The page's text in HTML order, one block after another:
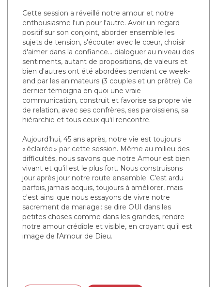
Cette session a réveillé notre amour et notre
enthousiasme l'un pour l'autre. Avoir un regard
positif sur son conjoint, aborder ensemble les
sujets de tension, s'écouter avec le cœur, choisir
d'aimer dans la confiance... dialoguer au niveau des
sentiments, autant de propositions, de valeurs et
bien d'autres ont été abordées pendant ce week-
end par les animateurs (3 couples et un prêtre). Ce
dernier témoigna en quoi une vraie
communication, construit et favorise sa propre vie
de relation, avec ses confrères, ses paroissiens, sa
hiérarchie et tous ceux qu'il rencontre.
Aujourd'hui, 45 ans après, notre vie est toujours
« éclairée » par cette session. Même au milieu des
difficultés, nous savons que notre Amour est bien
vivant et qu'il est le plus fort. Nous construisons
jour après jour notre route ensemble. C'est ardu
parfois, jamais acquis, toujours à améliorer, mais
c'est ainsi que nous essayons de vivre notre
sacrement de mariage : se dire OUI dans les
petites choses comme dans les grandes, rendre
notre amour crédible et visible, en croyant qu'il est
image de l'Amour de Dieu.